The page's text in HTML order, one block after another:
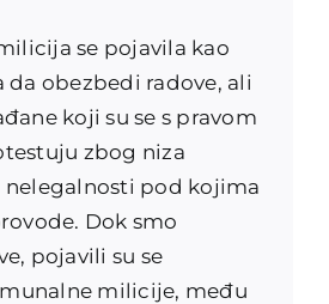
se pojavila kao
da obezbedi radove, ali
koji su se s pravom
zbog niza
pod kojima
Dok smo
pojavili su se
milicije, među